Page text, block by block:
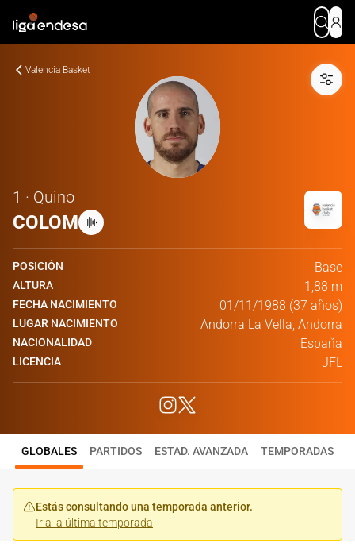
Valencia Basket
1 · Quino
COLOM
POSICIÓN Base
ALTURA 1,88 m
FECHA NACIMIENTO 01/11/1988 (37 años)
LUGAR NACIMIENTO Andorra La Vella, Andorra
NACIONALIDAD España
LICENCIA JFL
GLOBALES PARTIDOS ESTAD. AVANZADA TEMPORADAS
Estás consultando una temporada anterior.
Ir a la última temporada